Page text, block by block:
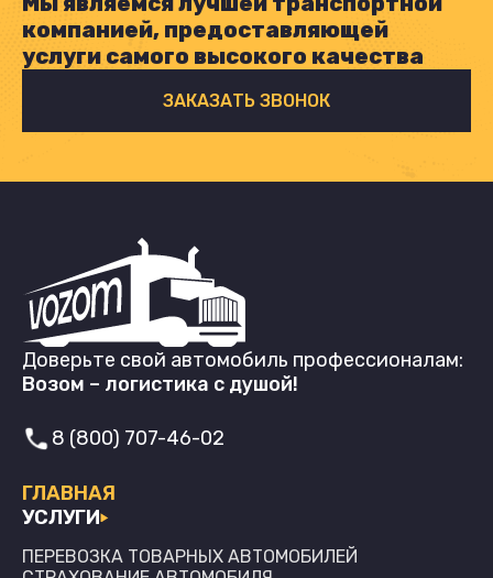
компанией, предоставляющей
услуги самого высокого качества
ЗАКАЗАТЬ ЗВОНОК
Доверьте свой автомобиль профессионалам:
Возом – логистика с душой!
ГЛАВНАЯ
УСЛУГИ
ПЕРЕВОЗКА ТОВАРНЫХ АВТОМОБИЛЕЙ
8 (800) 707-46-02